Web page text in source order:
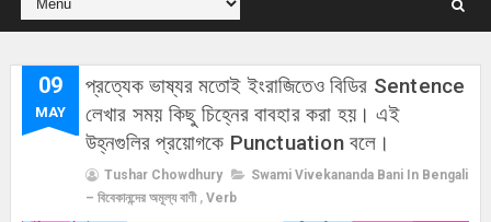
09
MAY
প্রত্যেক ভাষ্যর মতোই ইংরাজিতেও বিডির Sentence
লেখার সময় কিছু চিহ্নের বাবহার করা হয়। এই
উহ্নগুলির প্রয়োগকে Punctuation বলে।
Tushar Chowdhury
Swami Vivekananda Bani In Bengali
– বিবেকানন্দের অমূল্য বাণী , Verb